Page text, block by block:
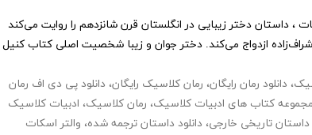
داستان دختر زیبایی در انگلستان قرن شانزدهم را روایت می‌کند
ازدواج می‌کند. دختر جوان و زیبا شخصیت اصلی کتاب کنیل
، دانلود رمان رایگان، رمان کلاسیک رایگان، دانلود پی دی اف رمان
مجموعه کتاب های ادبیات کلاسیک، رمان کلاسیک، ادبیات کلاسیک
داستان تاریخی خارجی، دانلود داستان ترجمه شده، والتر اسکات